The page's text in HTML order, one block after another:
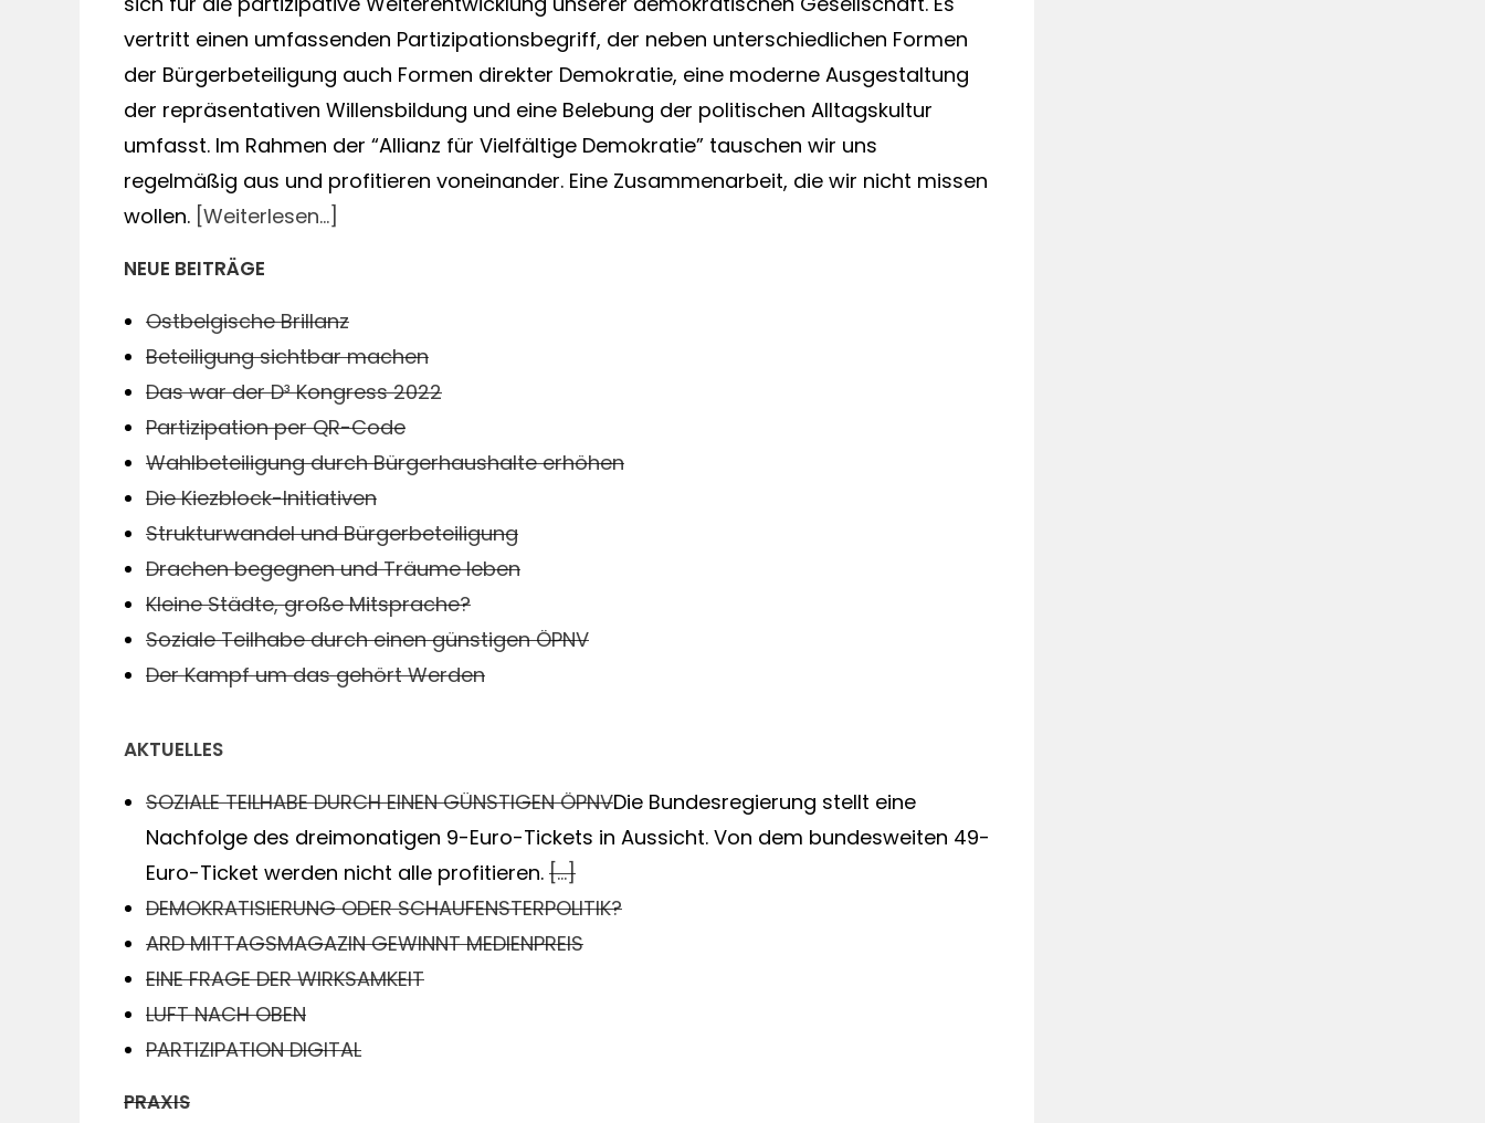
vertritt einen umfassenden Partizipationsbegriff, der neben unterschiedlichen Formen
der Bürgerbeteiligung auch Formen direkter Demokratie, eine moderne Ausgestaltung
der repräsentativen Willensbildung und eine Belebung der politischen Alltagskultur
umfasst. Im Rahmen der “Allianz für Vielfältige Demokratie” tauschen wir uns
regelmäßig aus und profitieren voneinander. Eine Zusammenarbeit, die wir nicht missen
wollen. [Weiterlesen…]
NEUE BEITRÄGE
Ostbelgische Brillanz
Beteiligung sichtbar machen
Das war der D³ Kongress 2022
Partizipation per QR-Code
Wahlbeteiligung durch Bürgerhaushalte erhöhen
Die Kiezblock-Initiativen
Strukturwandel und Bürgerbeteiligung
Drachen begegnen und Träume leben
Kleine Städte, große Mitsprache?
Soziale Teilhabe durch einen günstigen ÖPNV
Der Kampf um das gehört Werden
AKTUELLES
SOZIALE TEILHABE DURCH EINEN GÜNSTIGEN ÖPNVDie Bundesregierung stellt eine
Nachfolge des dreimonatigen 9-Euro-Tickets in Aussicht. Von dem bundesweiten 49-
Euro-Ticket werden nicht alle profitieren. […]
DEMOKRATISIERUNG ODER SCHAUFENSTERPOLITIK?
ARD MITTAGSMAGAZIN GEWINNT MEDIENPREIS
EINE FRAGE DER WIRKSAMKEIT
LUFT NACH OBEN
PARTIZIPATION DIGITAL
PRAXIS